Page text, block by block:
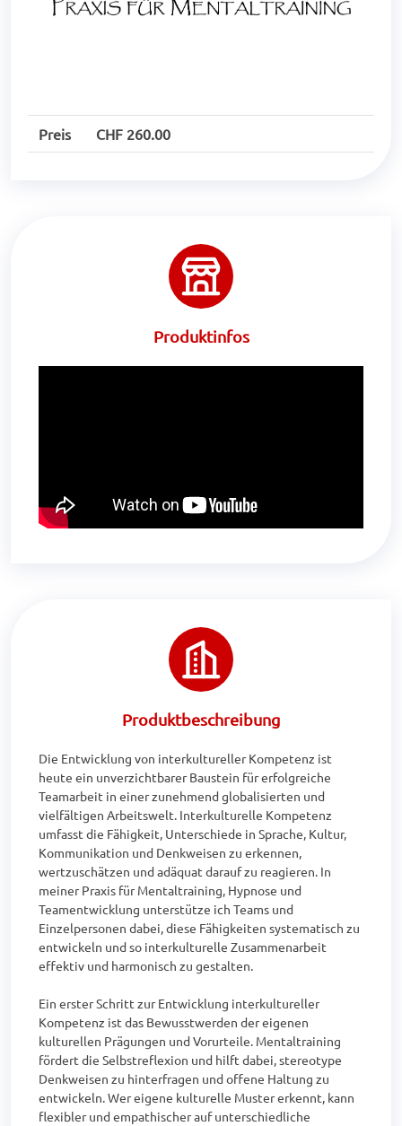
Preis CHF 260.00
Produktinfos
Produktbeschreibung
Die Entwicklung von interkultureller Kompetenz ist
heute ein unverzichtbarer Baustein für erfolgreiche
Teamarbeit in einer zunehmend globalisierten und
vielfältigen Arbeitswelt. Interkulturelle Kompetenz
umfasst die Fähigkeit, Unterschiede in Sprache, Kultur,
Kommunikation und Denkweisen zu erkennen,
wertzuschätzen und adäquat darauf zu reagieren. In
meiner Praxis für Mentaltraining, Hypnose und
Teamentwicklung unterstütze ich Teams und
Einzelpersonen dabei, diese Fähigkeiten systematisch zu
entwickeln und so interkulturelle Zusammenarbeit
effektiv und harmonisch zu gestalten.
Ein erster Schritt zur Entwicklung interkultureller
Kompetenz ist das Bewusstwerden der eigenen
kulturellen Prägungen und Vorurteile. Mentaltraining
fördert die Selbstreflexion und hilft dabei, stereotype
Denkweisen zu hinterfragen und offene Haltung zu
entwickeln. Wer eigene kulturelle Muster erkennt, kann
flexibler und empathischer auf unterschiedliche